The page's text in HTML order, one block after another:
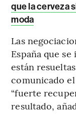
que la cerveza
moda
Las
España que
están
comunicado
“fuerte
resultado,